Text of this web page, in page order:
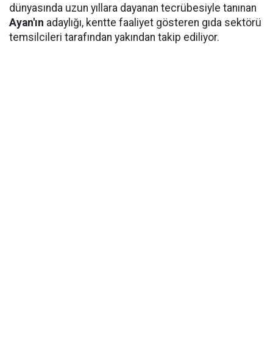
dünyasında uzun yıllara dayanan tecrübesiyle tanınan
Ayan'ın adaylığı, kentte faaliyet gösteren gıda sektörü
temsilcileri tarafından yakından takip ediliyor.